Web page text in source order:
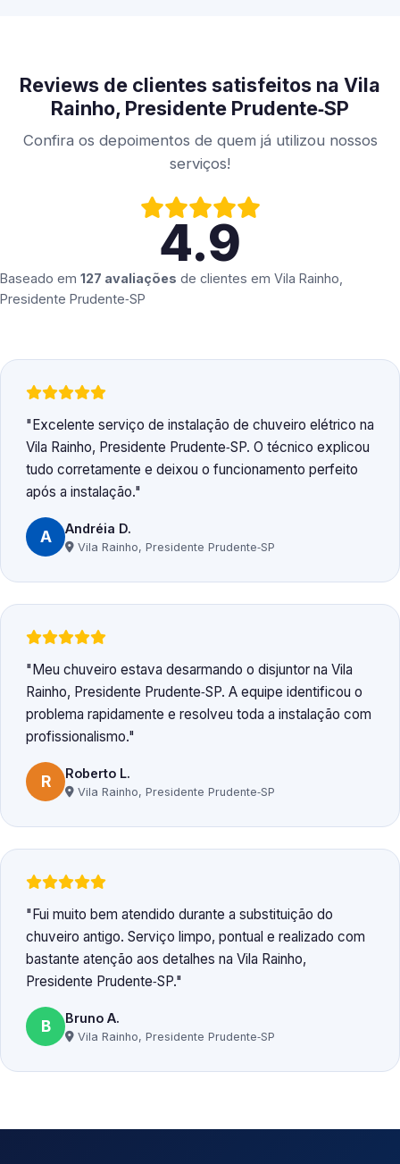
Reviews de clientes satisfeitos na Vila
Rainho, Presidente Prudente‑SP
Confira os depoimentos de quem já utilizou nossos
serviços!
4.9
Baseado em 127 avaliações de clientes em Vila Rainho,
Presidente Prudente‑SP
Excelente serviço de instalação de chuveiro elétrico na
Vila Rainho, Presidente Prudente‑SP. O técnico explicou
tudo corretamente e deixou o funcionamento perfeito
após a instalação.
A Andréia D.
Vila Rainho, Presidente Prudente‑SP
Meu chuveiro estava desarmando o disjuntor na Vila
Rainho, Presidente Prudente‑SP. A equipe identificou o
problema rapidamente e resolveu toda a instalação com
profissionalismo.
R Roberto L.
Vila Rainho, Presidente Prudente‑SP
Fui muito bem atendido durante a substituição do
chuveiro antigo. Serviço limpo, pontual e realizado com
bastante atenção aos detalhes na Vila Rainho,
Presidente Prudente‑SP.
B Bruno A.
Vila Rainho, Presidente Prudente‑SP